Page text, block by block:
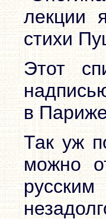
лекции
стихи
Этот
в
Так уж
можно